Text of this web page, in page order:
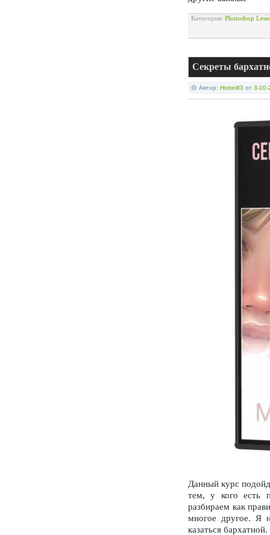
Категория: Photoshop
Секреты
Автор: Hottei83 от 3-10-
Данный курс
тем, у кого есть
разбираем как
многое другое. Я
казаться бархатной.